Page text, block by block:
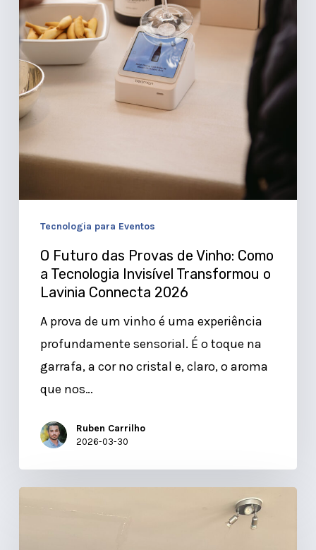
Transformou
o
Lavinia
Connecta
2026
Tecnologia para Eventos
O Futuro das Provas de Vinho: Como
a Tecnologia Invisível Transformou o
Lavinia Connecta 2026
A prova de um vinho é uma experiência
profundamente sensorial. É o toque na
garrafa, a cor no cristal e, claro, o aroma
que nos…
Ruben Carrilho
2026-03-30